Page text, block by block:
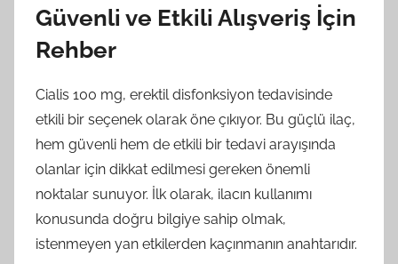
Güvenli ve Etkili Alışveriş İçin
Rehber
Cialis 100 mg, erektil disfonksiyon tedavisinde
etkili bir seçenek olarak öne çıkıyor. Bu güçlü ilaç,
hem güvenli hem de etkili bir tedavi arayışında
olanlar için dikkat edilmesi gereken önemli
noktalar sunuyor. İlk olarak, ilacın kullanımı
konusunda doğru bilgiye sahip olmak,
istenmeyen yan etkilerden kaçınmanın anahtarıdır.